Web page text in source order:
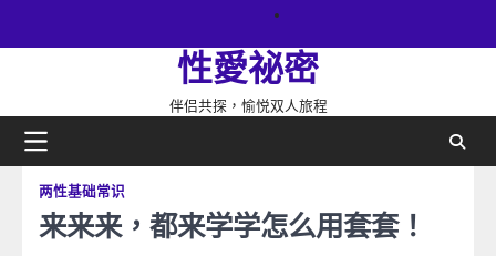
網
性愛祕密
伴侣共探，愉悦双人旅程
两性基础常识
来来来，都来学学怎么用套套！